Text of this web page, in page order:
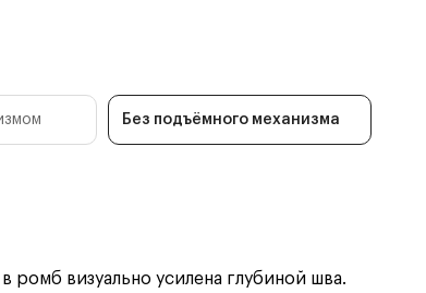
Без подъёмного механизма
ромб визуально усилена глубиной шва.